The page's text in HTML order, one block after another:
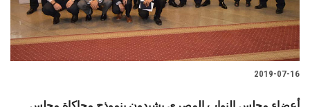
2019-07-16